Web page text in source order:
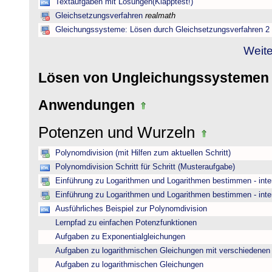
Textaufgaben mit Lösungen(Klapptest!)
Gleichsetzungsverfahren realmath
Gleichungssysteme: Lösen durch Gleichsetzungsverfahren 2
Lösen von Ungleichungssystemen
Anwendungen
Potenzen und Wurzeln
Polynomdivision (mit Hilfen zum aktuellen Schritt)
Polynomdivision Schritt für Schritt (Musteraufgabe)
Einführung zu Logarithmen und Logarithmen bestimmen -
Einführung zu Logarithmen und Logarithmen bestimmen -
Ausführliches Beispiel zur Polynomdivision
Lernpfad zu einfachen Potenzfunktionen
Aufgaben zu Exponentialgleichungen
Aufgaben zu logarithmischen Gleichungen mit verschiedenen
Aufgaben zu logarithmischen Gleichungen